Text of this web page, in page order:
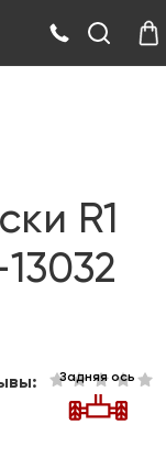
R1
Задняя ось